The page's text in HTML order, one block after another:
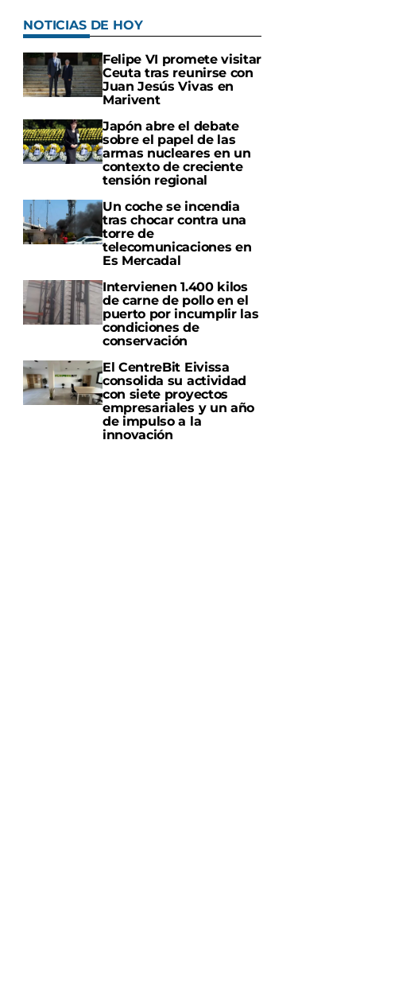
NOTICIAS DE HOY
Felipe VI promete visitar
Ceuta tras reunirse con
Juan Jesús Vivas en
Marivent
Japón abre el debate
sobre el papel de las
armas nucleares en un
contexto de creciente
tensión regional
Un coche se incendia
tras chocar contra una
torre de
telecomunicaciones en
Es Mercadal
Intervienen 1.400 kilos
de carne de pollo en el
puerto por incumplir las
condiciones de
conservación
El CentreBit Eivissa
consolida su actividad
con siete proyectos
empresariales y un año
de impulso a la
innovación